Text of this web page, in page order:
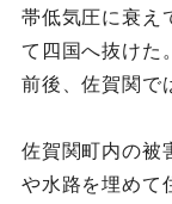
帯低気圧に衰え
て四国へ抜けた
前後、佐賀関で
佐賀関町内の被
や水路を埋めて